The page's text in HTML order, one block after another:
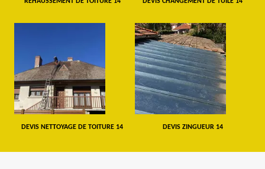
DEVIS NETTOYAGE DE TOITURE 14 DEVIS ZINGUEUR 14